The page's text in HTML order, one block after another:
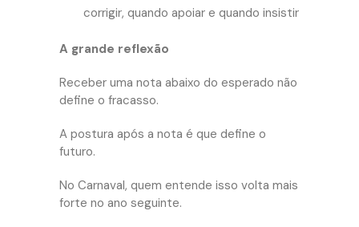
corrigir, quando apoiar e quando insistir
A grande reflexão
Receber uma nota abaixo do esperado não
define o fracasso.
A postura após a nota é que define o
futuro.
No Carnaval, quem entende isso volta mais
forte no ano seguinte.